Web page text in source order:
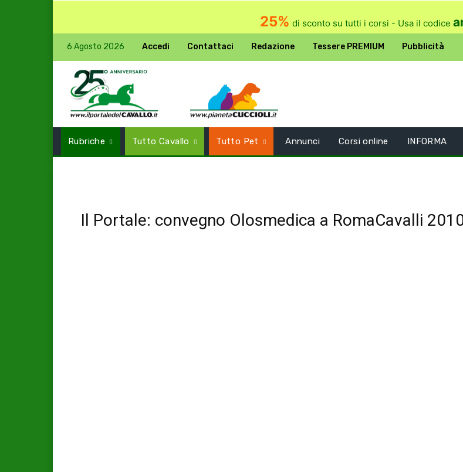
25% di sconto su tutti i corsi - Usa il codice
6 Agosto 2026 Accedi Contattaci Redazione Tessere PREMIUM Pubblicità
Rubriche Tutto Cavallo Tutto Pet Annunci Corsi online INFORMA
Il Portale: convegno Olosmedica a RomaCavalli